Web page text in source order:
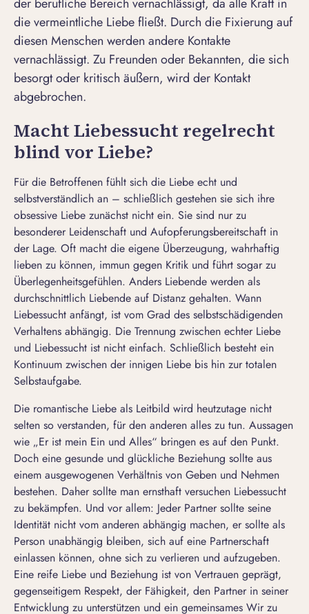
der berufliche Bereich vernachlässigt, da alle Kraft in
die vermeintliche Liebe fließt. Durch die Fixierung auf
diesen Menschen werden andere Kontakte
vernachlässigt. Zu Freunden oder Bekannten, die sich
besorgt oder kritisch äußern, wird der Kontakt
abgebrochen.
Macht Liebessucht regelrecht
blind vor Liebe?
Für die Betroffenen fühlt sich die Liebe echt und
selbstverständlich an – schließlich gestehen sie sich ihre
obsessive Liebe zunächst nicht ein. Sie sind nur zu
besonderer Leidenschaft und Aufopferungsbereitschaft in
der Lage. Oft macht die eigene Überzeugung, wahrhaftig
lieben zu können, immun gegen Kritik und führt sogar zu
Überlegenheitsgefühlen. Anders Liebende werden als
durchschnittlich Liebende auf Distanz gehalten. Wann
Liebessucht anfängt, ist vom Grad des selbstschädigenden
Verhaltens abhängig. Die Trennung zwischen echter Liebe
und Liebessucht ist nicht einfach. Schließlich besteht ein
Kontinuum zwischen der innigen Liebe bis hin zur totalen
Selbstaufgabe.
Die romantische Liebe als Leitbild wird heutzutage nicht
selten so verstanden, für den anderen alles zu tun. Aussagen
wie „Er ist mein Ein und Alles“ bringen es auf den Punkt.
Doch eine gesunde und glückliche Beziehung sollte aus
einem ausgewogenen Verhältnis von Geben und Nehmen
bestehen. Daher sollte man ernsthaft versuchen Liebessucht
zu bekämpfen. Und vor allem: Jeder Partner sollte seine
Identität nicht vom anderen abhängig machen, er sollte als
Person unabhängig bleiben, sich auf eine Partnerschaft
einlassen können, ohne sich zu verlieren und aufzugeben.
Eine reife Liebe und Beziehung ist von Vertrauen geprägt,
gegenseitigem Respekt, der Fähigkeit, den Partner in seiner
Entwicklung zu unterstützen und ein gemeinsames Wir zu